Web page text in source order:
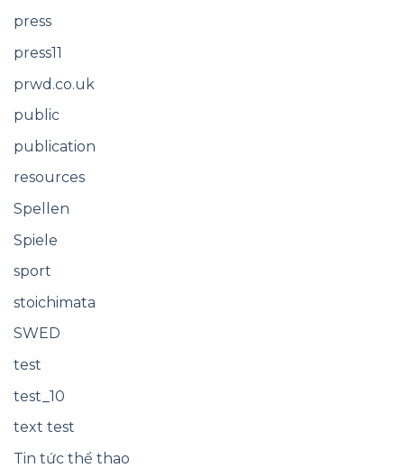
press
press11
prwd.co.uk
public
publication
resources
Spellen
Spiele
sport
stoichimata
SWED
test
test_10
text test
Tin tức thể thao